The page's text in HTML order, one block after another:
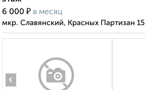
6 000 ₽ в месяц
мкр. Славянский, Красных Партизан 15
‹